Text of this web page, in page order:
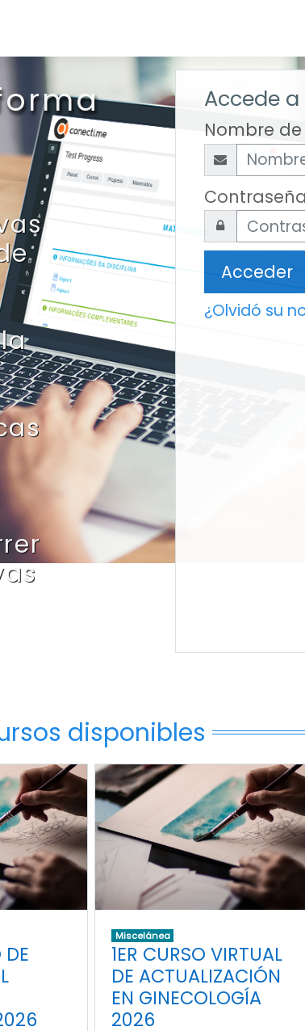
Accede
Nombre
Contraseña
Acceder
¿Olvidó su
disponibles
Miscelánea
1ER CURSO VIRTUAL
DE ACTUALIZACIÓN
EN GINECOLOGÍA
2026